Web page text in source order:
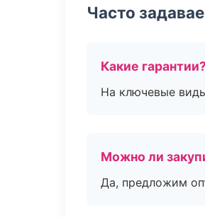
Часто
Какие гарантии?
На ключевые
Можно ли
Да, предложим